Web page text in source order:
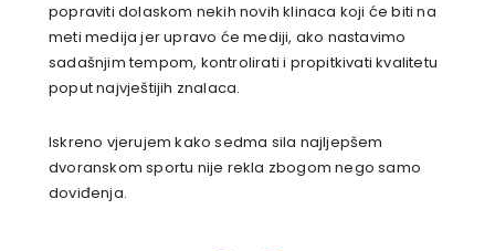
popraviti dolaskom nekih novih klinaca koji će biti na
meti medija jer upravo će mediji, ako nastavimo
sadašnjim tempom, kontrolirati i propitkivati kvalitetu
poput najvještijih znalaca.
Iskreno vjerujem kako sedma sila najljepšem
dvoranskom sportu nije rekla zbogom nego samo
doviđenja.